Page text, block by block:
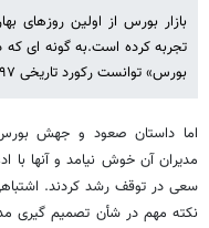
بازار بورس از اولین روزهای
تجربه کرده است.به گونه ای
بورس» توانست رکورد تاریخی ۵۹۷ هزار را ثبت کند.
اما داستان صعود و جهش بورس
مدیران آن خوش نیامد و آنها با
سعی در توقف رشد کردند.
نکته مهم در شأن تصمیم گیری